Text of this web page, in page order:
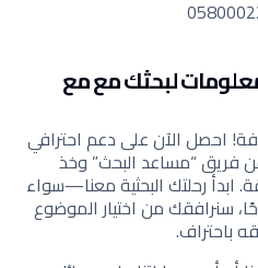
لبحثك مع مع
احصل الآن على دعم احترافي
“مساعد البحث” وخذ
ابدأ رحلتك البحثية معنا—سواء
سنرافقك من اختيار الموضوع
باحتراف.